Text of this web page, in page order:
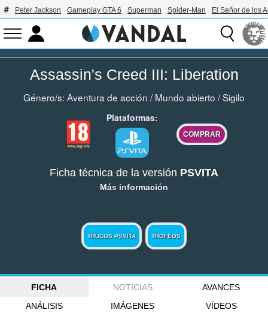
Peter Jackson Gameplay GTA 6 Superman Spider-Man El Señor de los
Assassin's Creed III: Liberation
Género/s: Aventura de acción /Mundo abierto /Sigilo
Plataformas:
COMPRAR
Ficha técnica de la versión PSVITA
Más información
TRUCOS PSVITA TROFEOS
FICHA NOTICIAS
AVANCES
ANÁLISIS
IMÁGENES
VÍDEOS